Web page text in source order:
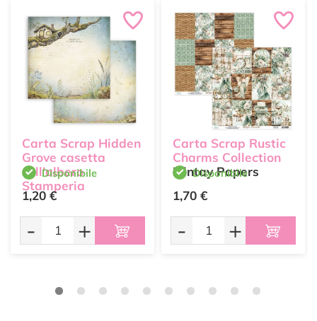
Carta Scrap Hidden
Grove casetta
sull'albero
Stamperia
Stamperia
Disponibile
1,20 €
- +
Carta Scrap Rustic
Charms Collection
Mintay Papers
Disponibile
1,70 €
- +